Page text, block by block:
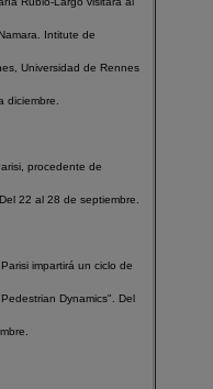
Intitute de
Universidad de Rennes
diciembre.
procedente de
22 al 28 de septiembre.
impartirá un ciclo de
Dynamics". Del